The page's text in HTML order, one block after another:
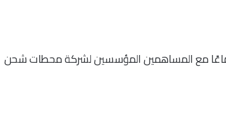
مع المساهمين المؤسسين لشركة محطات شحن